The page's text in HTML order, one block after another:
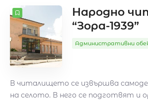
Народно
“Зора-1939”
Административни
В читалището се извършва
на селото. В него се подготвят и